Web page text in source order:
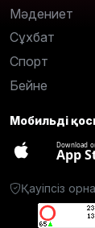
Мәдениет
Сұхбат
Спорт
Бейне
Мобильді
Download
App
Қауіпсіз